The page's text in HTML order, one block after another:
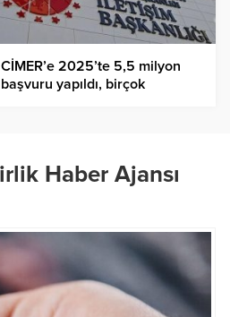
CİMER’e 2025’te 5,5 milyon
başvuru yapıldı, birçok
Haber Ajansı